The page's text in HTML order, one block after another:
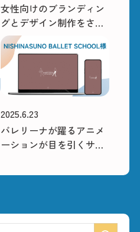
女性向けのブランディン
グとデザイン制作をされ
ているLIEN DESIGN様の
サイトを構築
バレリーナが躍るアニメ
ーションが目を引くサイ
2025.6.23